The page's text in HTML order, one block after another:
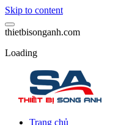
Skip to content
thietbisonganh.com
Loading
Trang chủ